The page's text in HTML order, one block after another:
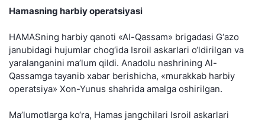
Hamasning harbiy operatsiyasi
HAMASning harbiy qanoti «Al-Qassam» brigadasi G‘azo
janubidagi hujumlar chog‘ida Isroil askarlari o‘ldirilgan va
yaralanganini ma’lum qildi. Anadolu nashrining Al-
Qassamga tayanib xabar berishicha, «murakkab harbiy
operatsiya» Xon-Yunus shahrida amalga oshirilgan.
Ma’lumotlarga ko‘ra, Hamas jangchilari Isroil askarlari